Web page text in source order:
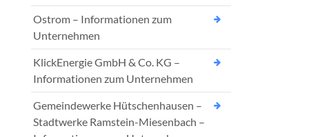
Ostrom – Informationen zum
Unternehmen
KlickEnergie GmbH & Co. KG –
Informationen zum Unternehmen
Gemeindewerke Hütschenhausen –
Stadtwerke Ramstein-Miesenbach –